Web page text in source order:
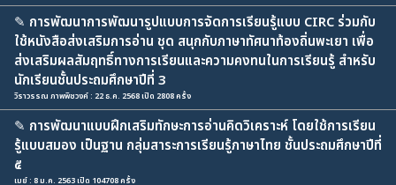
✎ การพัฒนาการพัฒนารูปแบบการจัดการเรียนรู้แบบ CIRC ร่วมกับ
ใช้หนังสือส่งเสริมการอ่าน ชุด สนุกกับภาษาทัศนาท้องถิ่นพะเยา เพื่อ
ส่งเสริมผลสัมฤทธิ์ทางการเรียนและความคงทนในการเรียนรู้ สำหรับ
นักเรียนชั้นประถมศึกษาปีที่ 3
วิราวรรณ ภาพพิชวงค์ : 22 ธ.ค. 2568 เปิด 2808 ครั้ง
✎ การพัฒนาแบบฝึกเสริมทักษะการอ่านคิดวิเคราะห์ โดยใช้การเรียน
รู้แบบสมอง เป็นฐาน กลุ่มสาระการเรียนรู้ภาษาไทย ชั้นประถมศึกษาปีที่
๕
เมย์ : 8 ม.ค. 2563 เปิด 104708 ครั้ง